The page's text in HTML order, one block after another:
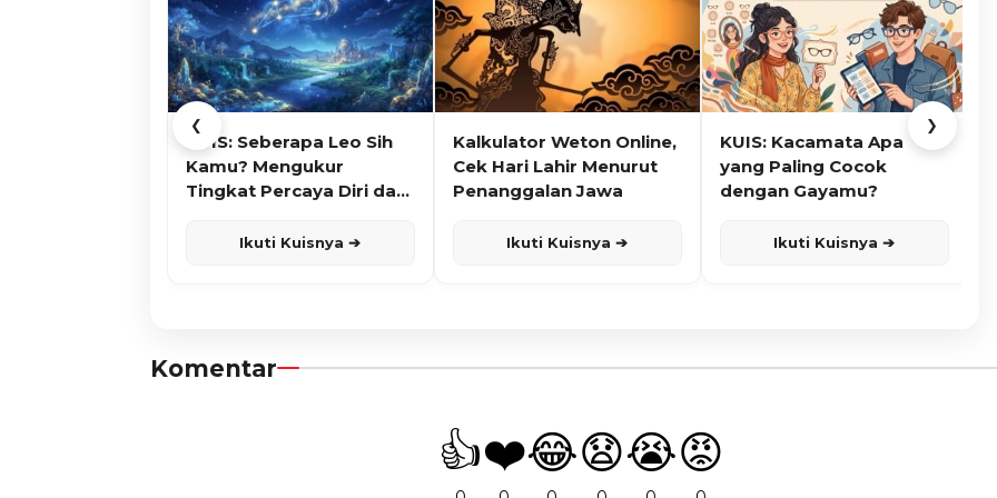
❮
KUIS: Seberapa Leo Sih
Kamu? Mengukur
Tingkat Percaya Diri dan
Ikuti Kuisnya ➔
Kalkulator Weton Online,
Cek Hari Lahir Menurut
Penanggalan Jawa
Ikuti Kuisnya ➔
KUIS: Kacamata Apa
yang Paling Cocok
dengan Gayamu?
Ikuti Kuisnya ➔
❯
Komentar
👍❤️😂😧😭😡